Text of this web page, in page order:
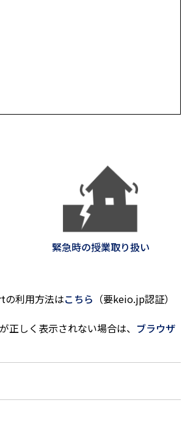
緊急時の授業取り扱い
の利用方法はこちら （要keio.jp認証）
しく表示されない場合は、 ブラウザ